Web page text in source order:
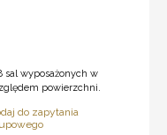
sal wyposażonych w
powierzchni.